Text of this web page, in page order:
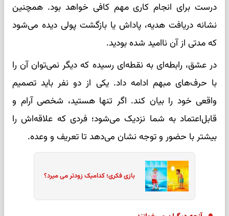
درست برای انجام کاری مهم کافی خواهد بود. همچنین
نشانه دریافت هدیه، پاداش یا بازگشت پولی دیده می‌شود
که مدتی از آن ناامید شده بودید.
در عشق، رابطه‌ای به نقطه‌ای رسیده که دیگر نمی‌توان آن را
با حرف‌های مبهم ادامه داد. یکی از دو نفر باید تصمیم
واقعی خود را بیان کند. اگر تنها هستید، شخصی آرام و
قابل‌اعتماد به شما نزدیک می‌شود؛ فردی که علاقه‌اش را
بیشتر با حضور و توجه نشان می‌دهد تا تعریف و وعده.
بازی فکری؛ کدامیک زودتر می میرد؟